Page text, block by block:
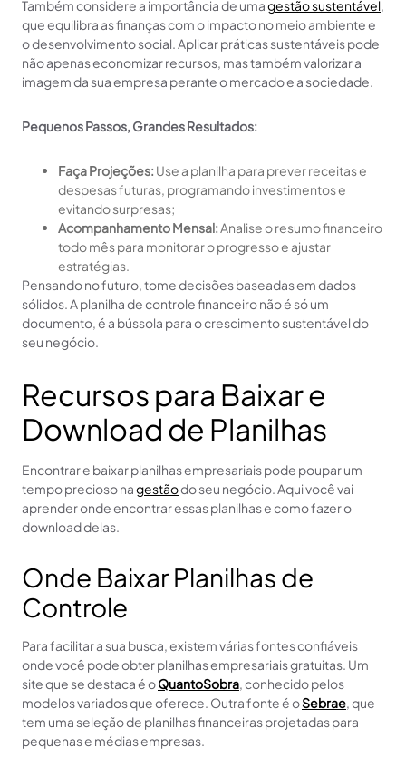
Também considere a importância de umagestão sustentável,
que equilibra as finanças com o impacto no meio ambiente e
o desenvolvimento social. Aplicar práticas sustentáveis pode
não apenas economizar recursos, mas também valorizar a
imagem da sua empresa perante o mercado e a sociedade.
Pequenos Passos, Grandes Resultados:
Faça Projeções: Use a planilha para prever receitas e
despesas futuras, programando investimentos e
evitando surpresas;
Acompanhamento Mensal:Analise o resumo financeiro
todo mês para monitorar o progresso e ajustar
estratégias.
Pensando no futuro, tome decisões baseadas em dados
sólidos. A planilha de controle financeiro não é só um
documento, é a bússola para o crescimento sustentável do
seu negócio.
Recursos para Baixar e
Download de Planilhas
Encontrar e baixar planilhas empresariais pode poupar um
tempo precioso nagestãodo seu negócio. Aqui você vai
aprender onde encontrar essas planilhas e como fazer o
download delas.
Onde Baixar Planilhas de
Controle
Para facilitar a sua busca, existem várias fontes confiáveis
onde você pode obter planilhas empresariais gratuitas. Um
site que se destaca é oQuantoSobra, conhecido pelos
modelos variados que oferece. Outra fonte é oSebrae, que
tem uma seleção de planilhas financeiras projetadas para
pequenas e médias empresas.